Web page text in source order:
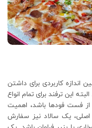
اندازه کاربردی برای داشتن
این ترفند برای تمام انواع
فست فودها باشد، اهمیت
اصلی، یک سالاد نیز سفارش